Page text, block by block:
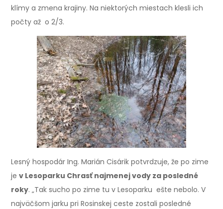
klímy a zmena krajiny. Na niektorých miestach klesli ich
počty až o 2/3.
Lesný hospodár Ing. Marián Cisárik potvrdzuje, že po zime
jev Lesoparku Chrasť najmenej vody za posledné
roky. „Tak sucho po zime tu v Lesoparku ešte nebolo. V
najväčšom jarku pri Rosinskej ceste zostali posledné